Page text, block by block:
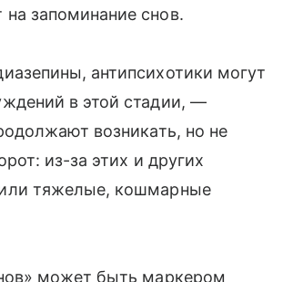
запоминание снов.
антипсихотики могут
в этой стадии, —
возникать, но не
из-за этих и других
тяжелые, кошмарные
может быть маркером